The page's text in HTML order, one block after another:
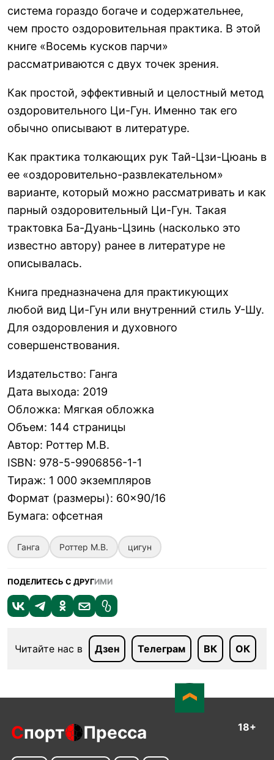
система гораздо богаче и содержательнее,
чем просто оздоровительная практика. В этой
книге «Восемь кусков парчи»
рассматриваются с двух точек зрения.
Как простой, эффективный и целостный метод
оздоровительного Ци-Гун. Именно так его
обычно описывают в литературе.
Как практика толкающих рук Тай-Цзи-Цюань в
ее «оздоровительно-развлекательном»
варианте, который можно рассматривать и как
парный оздоровительный Ци-Гун. Такая
трактовка Ба-Дуань-Цзинь (насколько это
известно автору) ранее в литературе не
описывалась.
Книга предназначена для практикующих
любой вид Ци-Гун или внутренний стиль У-Шу.
Для оздоровления и духовного
совершенствования.
Издательство: Ганга
Дата выхода: 2019
Обложка: Мягкая обложка
Объем: 144 страницы
Автор: Роттер М.В.
ISBN: 978-5-9906856-1-1
Тираж: 1 000 экземпляров
Формат (размеры): 60×90/16
Бумага: офсетная
Ганга Роттер М.В. цигун
ПОДЕЛИТЕСЬ С ДРУГИМИ
Читайте нас в Дзен Телеграм ВК ОК
Спорт Пресса 18+